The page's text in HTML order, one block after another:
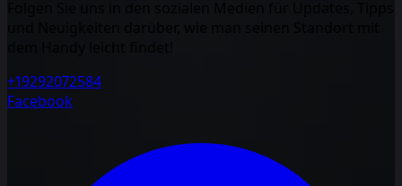
+19292072584
Facebook